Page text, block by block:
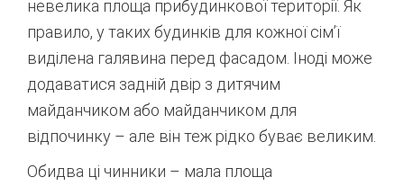
невелика площа прибудинкової території. Як
правило, у таких будинків для кожної сім’ї
виділена галявина перед фасадом. Іноді може
додаватися задній двір з дитячим
майданчиком або майданчиком для
відпочинку – але він теж рідко буває великим.
Обидва ці чинники – мала площа